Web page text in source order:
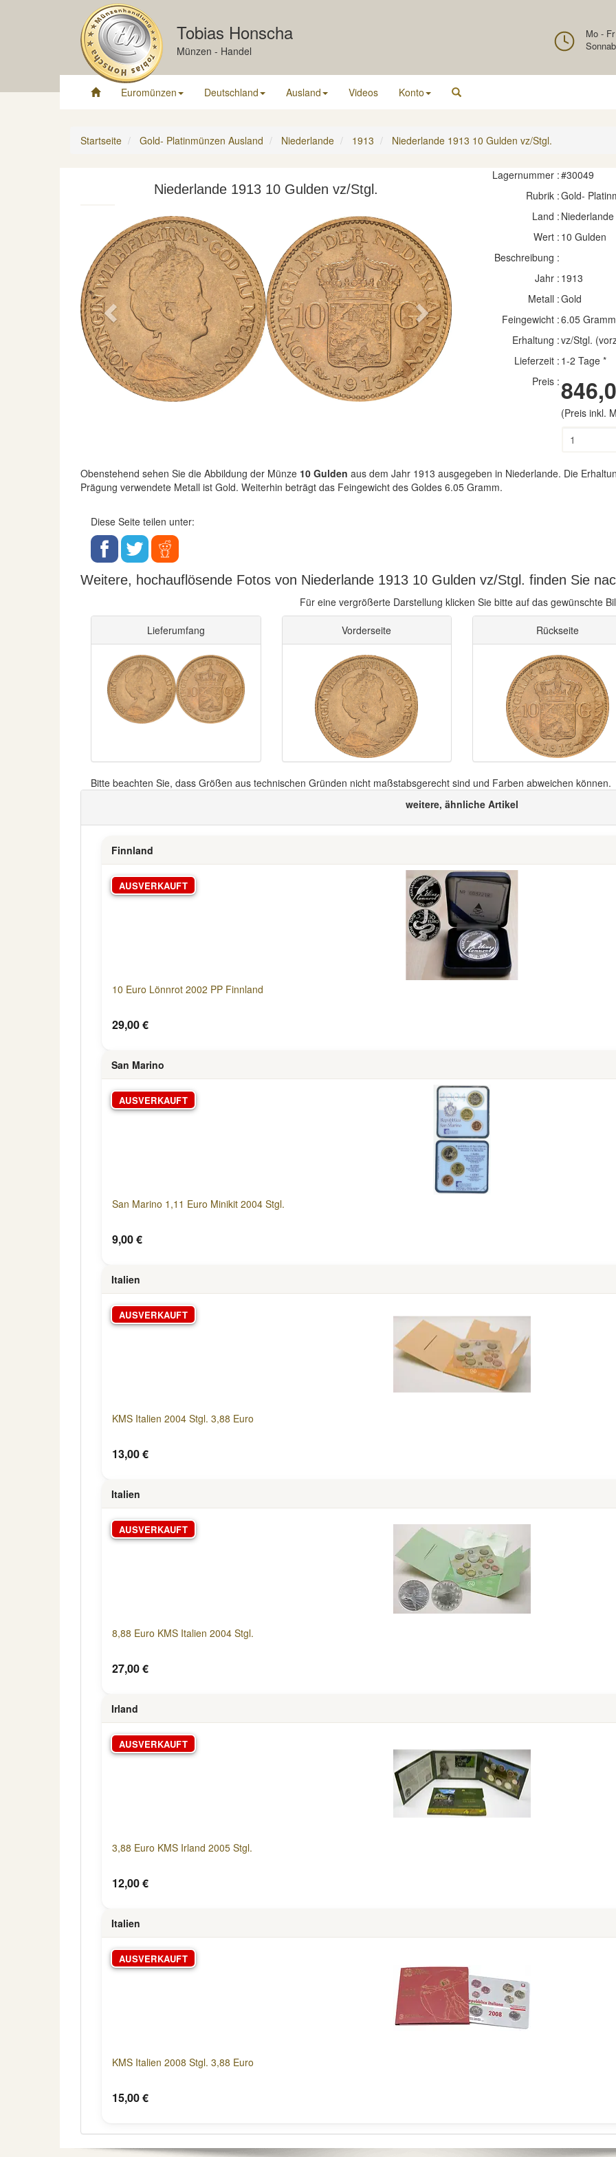
Tobias Honscha
Münzen - Handel
Mo -
Euromünzen Deutschland Ausland Videos Konto
Startseite Gold- Platinmünzen Ausland Niederlande 1913 Niederlande 1913 10 Gulden vz/Stgl.
Niederlande 1913 10 Gulden vz/Stgl.
Previous Next
Lagernummer :#30049
Rubrik :Gold-
Land : Niederlande
Wert : 10 Gulden
Beschreibung :
Jahr : 1913
Metall :Gold
Feingewicht :6.05 Gramm
Erhaltung :vz/Stgl.
Lieferzeit : 1-2 Tage *
Preis :
(Preis inkl.
Obenstehend sehen Sie die Abbildung der Münze 10 Gulden aus dem Jahr 1913 ausgegeben in Niederlande. Die
Prägung verwendete Metall ist Gold. Weiterhin beträgt das Feingewicht des Goldes 6.05 Gramm.
Diese Seite teilen unter:
Weitere, hochauflösende Fotos von Niederlande 1913 10 Gulden vz/Stgl. finden Sie
Für eine vergrößerte Darstellung klicken Sie bitte auf das gewünschte
Lieferumfang Vorderseite Rückseite
Bitte beachten Sie, dass Größen aus technischen Gründen nicht maßstabsgerecht sind und Farben abweichen können.
weitere, ähnliche Artikel
Finnland
AUSVERKAUFT
10 Euro Lönnrot 2002 PP Finnland
29,00 €
San Marino
AUSVERKAUFT
San Marino 1,11 Euro Minikit 2004 Stgl.
9,00 €
Italien
AUSVERKAUFT
KMS Italien 2004 Stgl. 3,88 Euro
13,00 €
Italien
AUSVERKAUFT
8,88 Euro KMS Italien 2004 Stgl.
27,00 €
Irland
AUSVERKAUFT
3,88 Euro KMS Irland 2005 Stgl.
12,00 €
Italien
AUSVERKAUFT
KMS Italien 2008 Stgl. 3,88 Euro
15,00 €